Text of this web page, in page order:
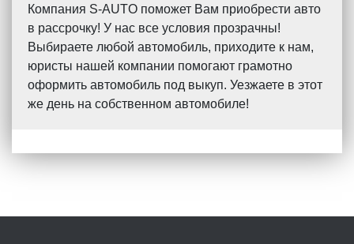
Компания S-AUTO поможет Вам приобрести авто
в рассрочку! У нас все условия прозрачны!
Выбираете любой автомобиль, приходите к нам,
юристы нашей компании помогают грамотно
оформить автомобиль под выкуп. Уезжаете в этот
же день на собственном автомобиле!